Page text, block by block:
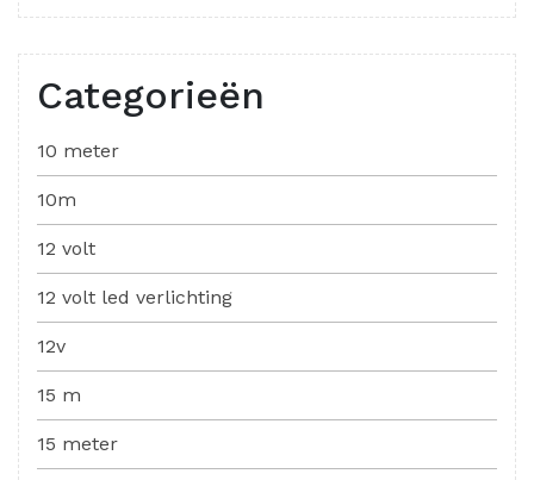
Categorieën
10 meter
10m
12 volt
12 volt led verlichting
12v
15 m
15 meter